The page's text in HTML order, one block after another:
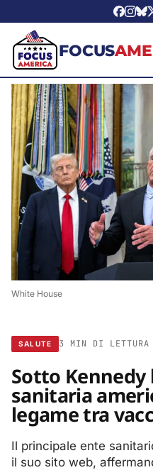
FOCUS
White House
SALUTE 3 MIN DI LETTURA
Sotto Kennedy
sanitaria
legame tra
Il principale ente
il suo sito web,